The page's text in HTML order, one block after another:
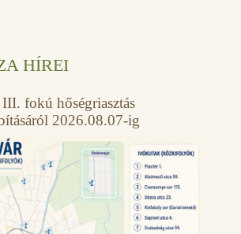
HÍREI
fokú hőségriasztás
2026.08.07-ig